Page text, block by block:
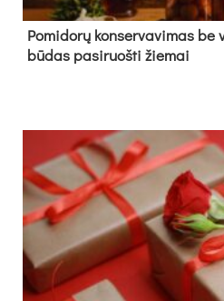
Pomidorų konservavimas
būdas pasiruošti žiemai